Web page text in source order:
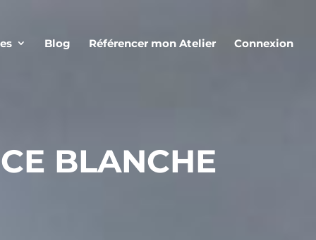
Blog Référencer mon Atelier Connexion
BLANCHE